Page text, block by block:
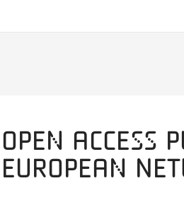
Open Access
European